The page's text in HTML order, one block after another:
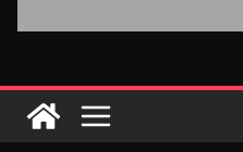
Marruecos gracias
destinada a
en una economía
marroquí-